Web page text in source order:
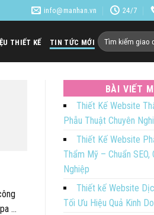
info@manhan.vn 24/7
THIẾT KẾ TIN TỨC MỚI Tìm
…
BÀI VIẾT
Thiết Kế Website
Phẫu Thuật Chuyên
Thiết Kế Website
Thẩm Mỹ – Chuẩn SEO,
Nghiệp
Thiết kế Website
Tối Ưu Hiệu Quả Kinh